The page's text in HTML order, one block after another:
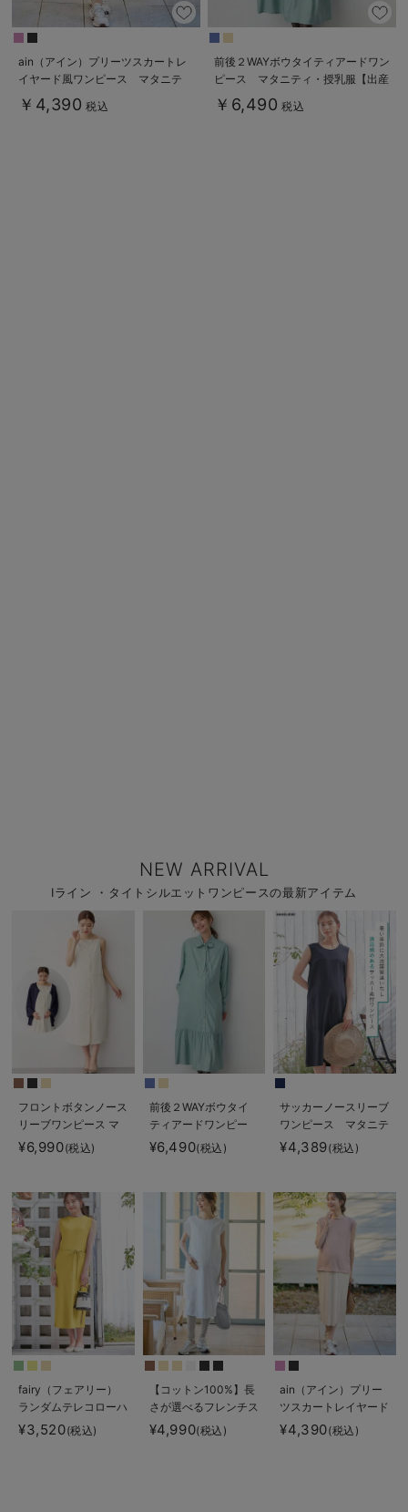
ain（アイン）プリーツスカートレ
イヤード風ワンピース マタニテ
ィ・授乳服【出産後も長く使える】
￥4,390 税込
前後２WAYボウタイティアードワン
ピース マタニティ・授乳服【出産
後も長く使える】
￥6,490 税込
NEW ARRIVAL
Iライン ・タイトシルエットワンピースの最新アイテム
フロントボタンノース
リーブワンピース マ
タニティ・授乳服
【出産後も長く使え
¥6,990(税込)
前後２WAYボウタイ
ティアードワンピー
ス マタニティ・授乳
服【出産後も長く使え
¥6,490(税込)
サッカーノースリーブ
ワンピース マタニテ
ィ・産後授乳服【出産
後も長く使える】
¥4,389(税込)
fairy（フェアリー）
ランダムテレコローハ
イネックワンピース
【出産後も長く使え
¥3,520(税込)
【コットン100%】長
さが選べるフレンチス
リーブワンピース マ
タニティ・産後授乳服
¥4,990(税込)
ain（アイン）プリー
ツスカートレイヤード
風ワンピース マタニ
ティ・授乳服【出産後
¥4,390(税込)